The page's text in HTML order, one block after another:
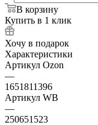
В корзину
Купить в 1 клик
Хочу в подарок
Характеристики
Артикул Ozon
—
1651811396
Артикул WB
—
250651523